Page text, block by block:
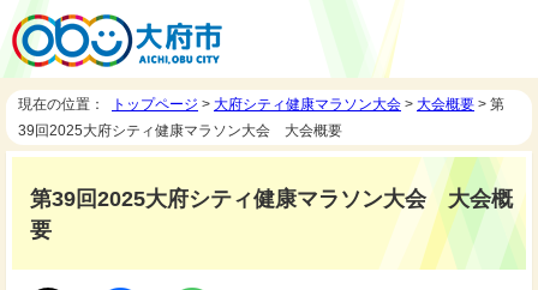
現在の位置： トップページ > 大府シティ健康マラソン大会 > 大会概要 > 第
39回2025大府シティ健康マラソン大会 大会概要
第39回2025大府シティ健康マラソン大会 大会概
要